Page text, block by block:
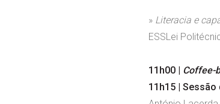
» Literacia e
ESSLei
11h00 | Coffee-
11h15 | Sessão